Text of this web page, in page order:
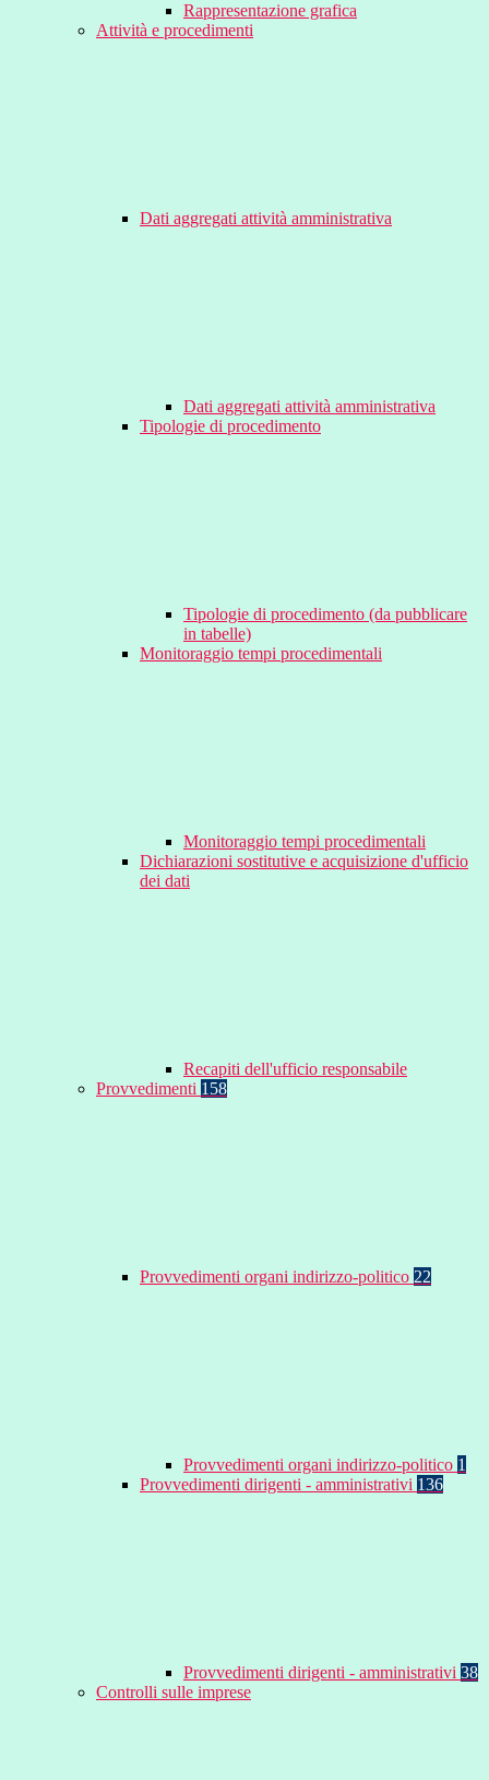
Rappresentazione grafica
Attività e procedimenti
Dati aggregati attività amministrativa
Dati aggregati attività amministrativa
Tipologie di procedimento
Tipologie di procedimento (da pubblicare
in tabelle)
Monitoraggio tempi procedimentali
Monitoraggio tempi procedimentali
Dichiarazioni sostitutive e acquisizione d'ufficio
dei dati
Recapiti dell'ufficio responsabile
Provvedimenti 158
Provvedimenti organi indirizzo-politico 22
Provvedimenti organi indirizzo-politico 1
Provvedimenti dirigenti - amministrativi 136
Provvedimenti dirigenti - amministrativi 38
Controlli sulle imprese